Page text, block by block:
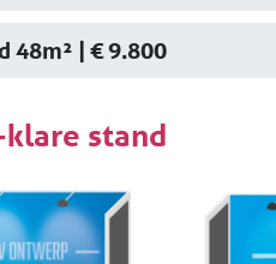
48m² | € 9.800
stand